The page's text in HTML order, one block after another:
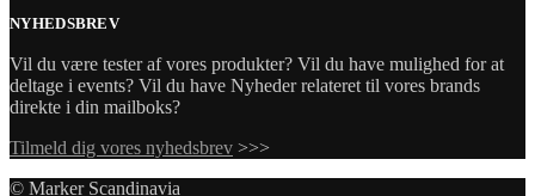
NYHEDSBREV
Vil du være tester af vores produkter? Vil du have mulighed for at
deltage i events? Vil du have Nyheder relateret til vores brands
direkte i din mailboks?
Tilmeld dig vores nyhedsbrev >>>
© Marker Scandinavia